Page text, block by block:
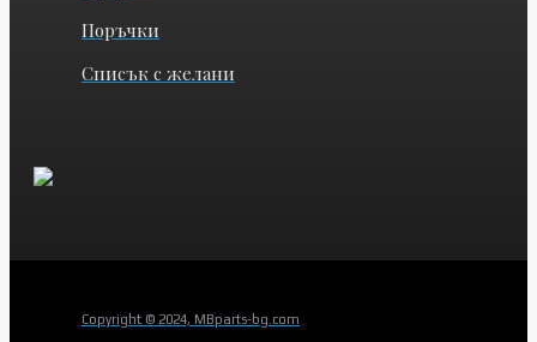
Поръчки
Списък с желани
Copyright © 2024, MBparts-bg.com